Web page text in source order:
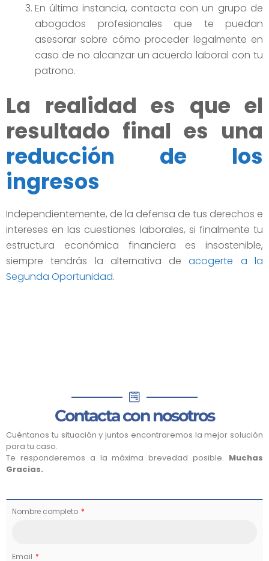
En última instancia, contacta con un grupo de
abogados profesionales que te puedan
asesorar sobre cómo proceder legalmente en
caso de no alcanzar un acuerdo laboral con tu
patrono.
La realidad es que el
resultado final es una
reducción de los
ingresos
Independientemente, de la defensa de tus derechos e
intereses en las cuestiones laborales, si finalmente tu
estructura económica financiera es insostenible,
siempre tendrás la alternativa deacogerte a la
Segunda Oportunidad.
Contacta con nosotros
Cuéntanos tu situación y juntos encontraremos la mejor solución
para tu caso.
Te responderemos a la máxima brevedad posible. Muchas
Gracias.
Nombre completo
Email